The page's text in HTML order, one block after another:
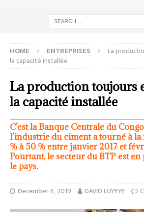
HOME ENTREPRISES
La
la capacité installée
La production toujours
la capacité installée
C’est la Banque Centrale du
l’industrie du ciment a tourné à
% à 50 % entre janvier 2017 et
Pourtant, le secteur du BTP est
le pays.
December 4, 2019 DAVID LUYEYE